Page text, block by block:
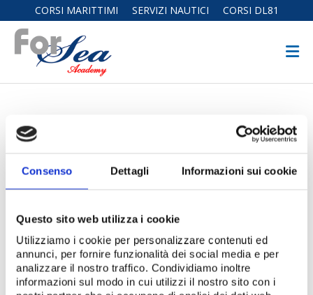
Consenso Dettagli Informazioni sui cookie
Questo sito web utilizza i cookie
Utilizziamo i cookie per personalizzare contenuti ed
annunci, per fornire funzionalità dei social media e per
analizzare il nostro traffico. Condividiamo inoltre
informazioni sul modo in cui utilizzi il nostro sito con i
CORSI MARITTIMI SERVIZI NAUTICI CORSI DL81
Hai un account su For Sea?
Username